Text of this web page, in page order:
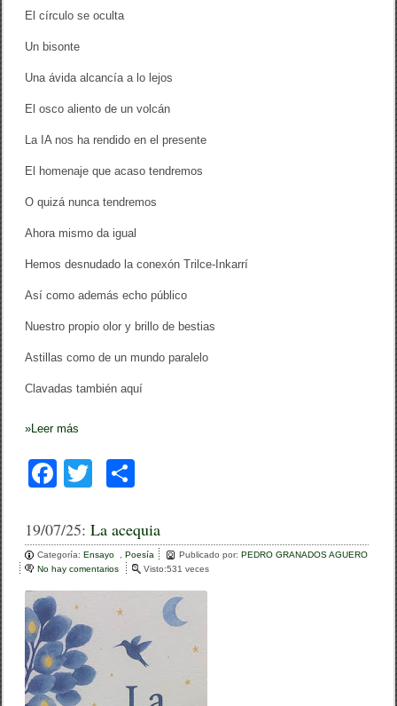
El círculo se oculta
Un bisonte
Una ávida alcancía a lo lejos
El osco aliento de un volcán
La IA nos ha rendido en el presente
El homenaje que acaso tendremos
O quizá nunca tendremos
Ahora mismo da igual
Hemos desnudado la conexón Trilce-Inkarrí
Así como además echo público
Nuestro propio olor y brillo de bestias
Astillas como de un mundo paralelo
Clavadas también aquí
» Leer más
F
c
e
b
o
o
k
tt
er
m
p
ar
19/07/25:La acequia
Categoría:Ensayo ,Poesía Publicado por:PEDRO GRANADOS AGUERO
No hay comentarios
a
c
Visto:531 veces